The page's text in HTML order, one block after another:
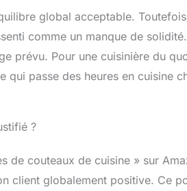
global acceptable.
comme un manque de solidité.
prévu. Pour une cuisinière du
passe des heures en cuisine
?
de couteaux de cuisine » sur
client globalement positive. Ce